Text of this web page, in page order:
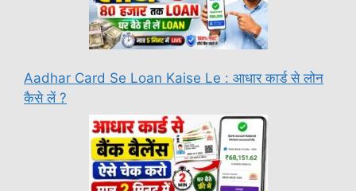
Aadhar Card Se Loan Kaise Le : आधार कार्ड से लोन
कैसे लें ?